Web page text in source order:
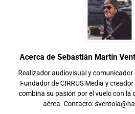
Acerca de Sebastián Martín
Realizador audiovisual y
Fundador de CIRRUS Media y
combina su pasión por el vuelo con la
aérea. Contacto: